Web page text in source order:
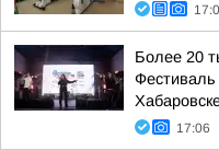
Более 20
Фестиваль
17:06